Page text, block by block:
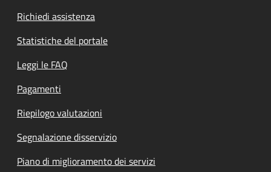
Richiedi assistenza
Statistiche del portale
Leggi le FAQ
Pagamenti
Riepilogo valutazioni
Segnalazione disservizio
Piano di miglioramento dei servizi